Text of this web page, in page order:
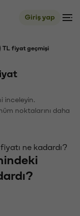
Giriş yap
TL fiyat geçmişi
inceleyin.
noktalarını daha
ne kadardı?